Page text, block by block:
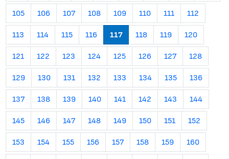
105 106 107 108 109 110 111 112
113 114 115 116 117 118 119 120
121 122 123 124 125 126 127 128
129 130 131 132 133 134 135 136
137 138 139 140 141 142 143 144
145 146 147 148 149 150 151 152
153 154 155 156 157 158 159 160